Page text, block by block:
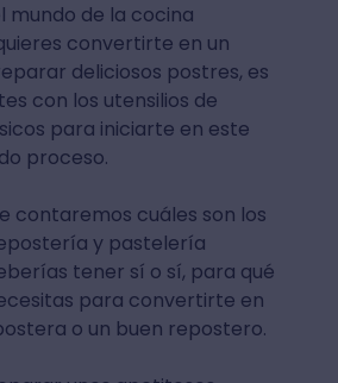
mundo de la cocina
convertirte en un
deliciosos postres, es
con los utensilios de
para iniciarte en este
proceso.
contaremos cuáles son los
y pastelería
tener sí o sí, para qué
para convertirte en
o un buen repostero.